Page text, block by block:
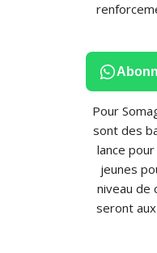
Pour
sont des
lance
jeunes
niveau de
seront